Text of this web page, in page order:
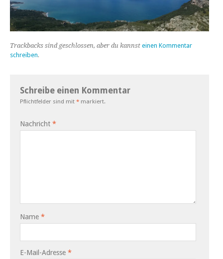
Trackbacks sind geschlossen, aber du kannst einen Kommentar
schreiben.
Schreibe einen Kommentar
Pflichtfelder sind mit * markiert.
Nachricht *
Name *
E-Mail-Adresse *